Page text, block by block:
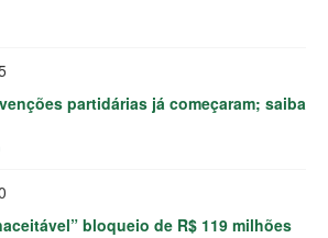
partidárias já começaram; saiba
bloqueio de R$ 119 milhões